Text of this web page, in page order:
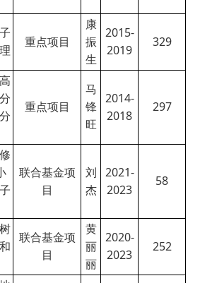
重点项目
康
振
生
2015-
2019
329
重点项目
马
锋
旺
2014-
2018
297
联合基金项
目
刘
杰
2021-
2023
58
联合基金项
目
黄
丽
丽
2020-
2023
252